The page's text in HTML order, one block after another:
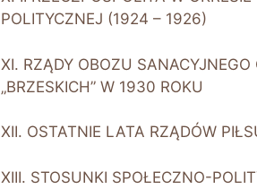
POLITYCZNEJ (1924 – 1926)
XI. RZĄDY OBOZU
„BRZESKICH” W 1930 ROKU
XII. OSTATNIE LATA RZĄDÓW
XIII. STOSUNKI SPOŁECZNO-